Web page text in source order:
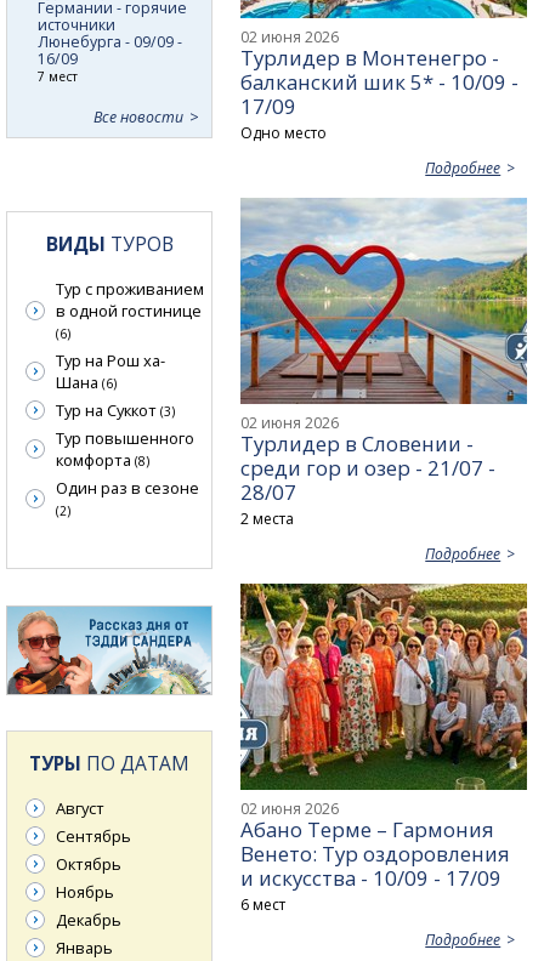
02 июня 2026
Турлидер в Монтенегро -
балканский шик 5* - 10/09 -
17/09
Одно место
Подробнее
02 июня 2026
Турлидер в Словении -
среди гор и озер - 21/07 -
28/07
2 места
Подробнее
02 июня 2026
Абано Терме – Гармония
Венето: Тур оздоровления
и искусства - 10/09 - 17/09
6 мест
Подробнее
Германии - горячие
источники
Люнебурга - 09/09 -
16/09
7 мест
Все новости
ВИДЫ ТУРОВ
Тур с проживанием
в одной гостинице
(6)
Тур на Рош ха-
Шана (6)
Тур на Суккот (3)
Тур повышенного
комфорта (8)
Один раз в сезоне
(2)
ТУРЫ ПО ДАТАМ
Август
Сентябрь
Октябрь
Ноябрь
Декабрь
Январь